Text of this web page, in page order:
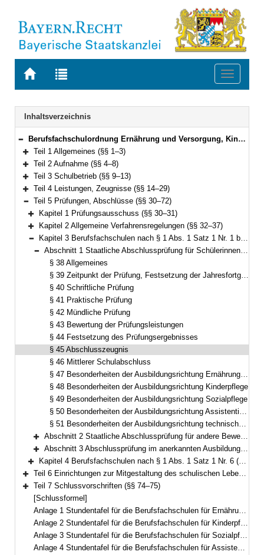
Zur
BAYERN.RECHT
Zur
letzten
Suche
Toggle
Navigation
Inhaltsverzeichnis
Bereich reduzieren
Berufsfachschulordnung Ernährung und Versorgung, Kinderpflege, Sozialpflege, Hotel- und Tourismusmanagement, Informatik und Fremdsprachenberufe (Berufsfachschulordnung – BFSO) Vom 25. Mai 2023 (GVBl. S. 257) BayRS 2236-4-1-9-K (§§ 1–75)
Bereich erweitern
Teil 1 Allgemeines (§§ 1–3)
Bereich erweitern
Teil 2 Aufnahme (§§ 4–8)
Bereich erweitern
Teil 3 Schulbetrieb (§§ 9–13)
Bereich erweitern
Teil 4 Leistungen, Zeugnisse (§§ 14–29)
Bereich reduzieren
Teil 5 Prüfungen, Abschlüsse (§§ 30–72)
Bereich erweitern
Kapitel 1 Prüfungsausschuss (§§ 30–31)
Bereich erweitern
Kapitel 2 Allgemeine Verfahrensregelungen (§§ 32–37)
Bereich reduzieren
Kapitel 3 Berufsfachschulen nach § 1 Abs. 1 Satz 1 Nr. 1 bis 5 (§§ 38–57)
Bereich reduzieren
Abschnitt 1 Staatliche Abschlussprüfung für Schülerinnen und Schüler öffentlicher und staatlich anerkannter Berufsfachschulen (§§ 38–51)
§ 38 Allgemeines
§ 39 Zeitpunkt der Prüfung, Festsetzung der Jahresfortgangsnoten und Ausschluss von der Abschlussprüfung
§ 40 Schriftliche Prüfung
§ 41 Praktische Prüfung
§ 42 Mündliche Prüfung
§ 43 Bewertung der Prüfungsleistungen
§ 44 Festsetzung des Prüfungsergebnisses
§ 45 Abschlusszeugnis
§ 46 Mittlerer Schulabschluss
§ 47 Besonderheiten der Ausbildungsrichtung Ernährung und Versorgung
§ 48 Besonderheiten der Ausbildungsrichtung Kinderpflege
§ 49 Besonderheiten der Ausbildungsrichtung Sozialpflege
§ 50 Besonderheiten der Ausbildungsrichtung Assistentinnen und Assistenten für Hotel- und Tourismusmanagement
§ 51 Besonderheiten der Ausbildungsrichtung technische Assistentinnen und Assistenten für Informatik
Bereich erweitern
Abschnitt 2 Staatliche Abschlussprüfung für andere Bewerberinnen und Bewerber (§§ 52–55)
Bereich erweitern
Abschnitt 3 Abschlussprüfung im anerkannten Ausbildungsberuf Hauswirtschafterin oder Hauswirtschafter (§§ 56–57)
Bereich erweitern
Kapitel 4 Berufsfachschulen nach § 1 Abs. 1 Satz 1 Nr. 6 (§§ 58–72)
Bereich erweitern
Teil 6 Einrichtungen zur Mitgestaltung des schulischen Lebens (§ 73)
Bereich erweitern
Teil 7 Schlussvorschriften (§§ 74–75)
[Schlussformel]
Anlage 1 Stundentafel für die Berufsfachschulen für Ernährung und Versorgung
Anlage 2 Stundentafel für die Berufsfachschulen für Kinderpflege
Anlage 3 Stundentafel für die Berufsfachschulen für Sozialpflege
Anlage 4 Stundentafel für die Berufsfachschulen für Assistenten für Hotel- und Tourismusmanagement